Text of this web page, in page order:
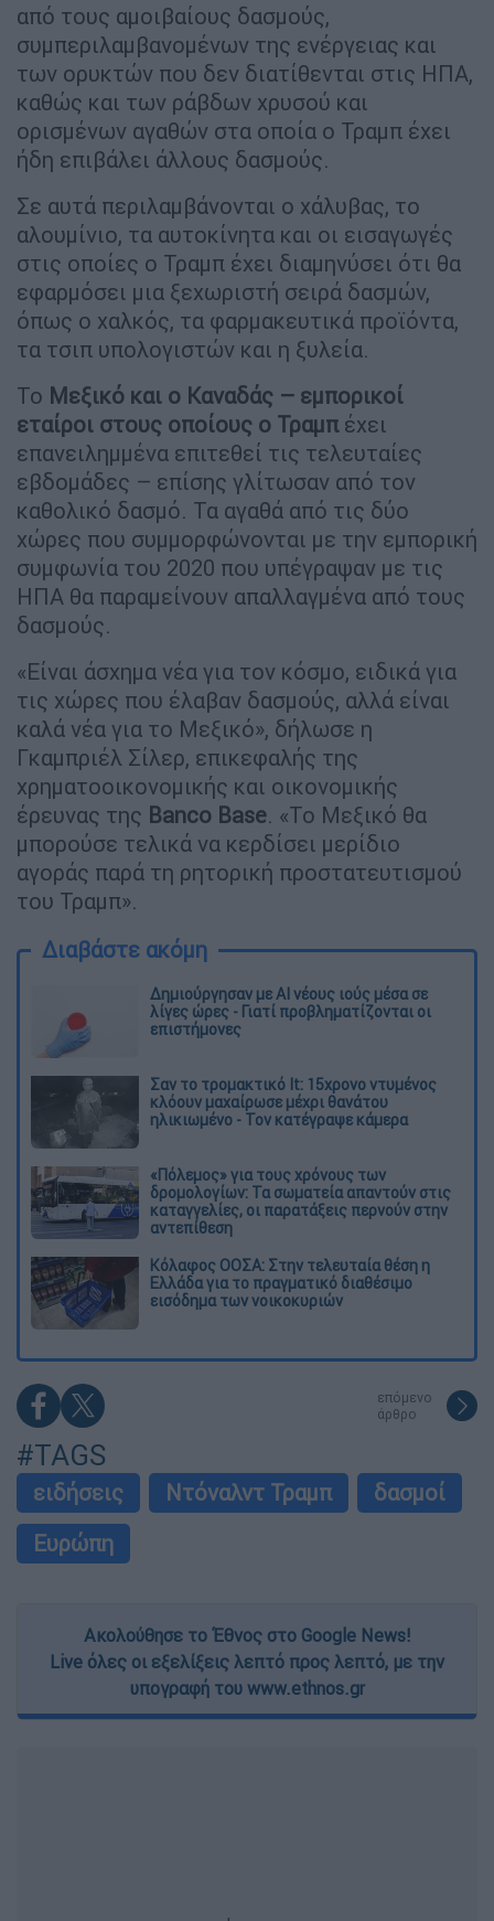
από τους αμοιβαίους δασμούς,
συμπεριλαμβανομένων της ενέργειας και
των ορυκτών που δεν διατίθενται στις ΗΠΑ,
καθώς και των ράβδων χρυσού και
ορισμένων αγαθών στα οποία ο Τραμπ έχει
ήδη επιβάλει άλλους δασμούς.
Σε αυτά περιλαμβάνονται ο χάλυβας, το
αλουμίνιο, τα αυτοκίνητα και οι εισαγωγές
στις οποίες ο Τραμπ έχει διαμηνύσει ότι θα
εφαρμόσει μια ξεχωριστή σειρά δασμών,
όπως ο χαλκός, τα φαρμακευτικά προϊόντα,
τα τσιπ υπολογιστών και η ξυλεία.
Το Μεξικό και ο Καναδάς – εμπορικοί
εταίροι στους οποίους ο Τραμπέχει
επανειλημμένα επιτεθεί τις τελευταίες
εβδομάδες – επίσης γλίτωσαν από τον
καθολικό δασμό. Τα αγαθά από τις δύο
χώρες που συμμορφώνονται με την εμπορική
συμφωνία του 2020 που υπέγραψαν με τις
ΗΠΑ θα παραμείνουν απαλλαγμένα από τους
δασμούς.
«Είναι άσχημα νέα για τον κόσμο, ειδικά για
τις χώρες που έλαβαν δασμούς, αλλά είναι
καλά νέα για το Μεξικό», δήλωσε η
Γκαμπριέλ Σίλερ, επικεφαλής της
χρηματοοικονομικής και οικονομικής
έρευνας της Banco Base. «Το Μεξικό θα
μπορούσε τελικά να κερδίσει μερίδιο
αγοράς παρά τη ρητορική προστατευτισμού
του Τραμπ».
Διαβάστε ακόμη
Δημιούργησαν με AI νέους ιούς μέσα σε
λίγες ώρες - Γιατί προβληματίζονται οι
επιστήμονες
Σαν το τρομακτικό It: 15χρονο ντυμένος
κλόουν μαχαίρωσε μέχρι θανάτου
ηλικιωμένο - Τον κατέγραψε κάμερα
«Πόλεμος» για τους χρόνους των
δρομολογίων: Τα σωματεία απαντούν στις
καταγγελίες, οι παρατάξεις περνούν στην
αντεπίθεση
Κόλαφος ΟΟΣΑ: Στην τελευταία θέση η
Ελλάδα για το πραγματικό διαθέσιμο
εισόδημα των νοικοκυριών
επόμενο
άρθρο
#TAGS
ειδήσεις Ντόναλντ Τραμπ
δασμοί
Ευρώπη
Ακολούθησε το Έθνος στο Google News!
Live όλες οι εξελίξεις λεπτό προς λεπτό, με την
υπογραφή του www.ethnos.gr